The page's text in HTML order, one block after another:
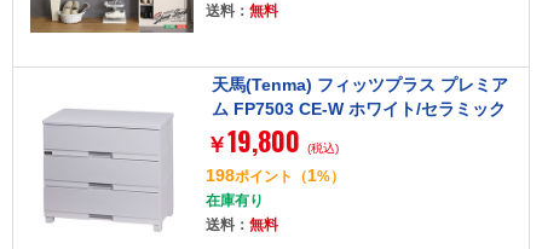
送料： 無料
天馬(Tenma) フィッツプラス プレミア
ム FP7503 CE-W ホワイト/セラミック
ホワイト チェスト
￥19,800 (税込)
198ポイント （1%）
在庫有り
送料： 無料